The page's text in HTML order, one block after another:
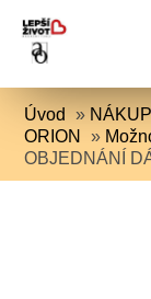
Úvod »
ORION
»
OBJEDNÁNÍ